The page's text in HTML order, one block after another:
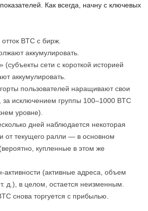
Как всегда, начну с ключевых
BTC с бирж.
аккумулировать.
(субъекты сети с короткой историей
аккумулировать.
пользователей наращивают свои
за исключением группы 100–1000 BTC
уровне).
дней наблюдается некоторая
от текущего ралли — в основном
купленные в этом же
активности (активные адреса, объем
д.), в целом, остается неизменным.
снова торгуется с прибылью.